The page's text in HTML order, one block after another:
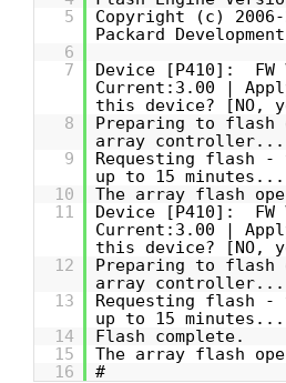
5
Copyright (c)
Packard
6
7
Device [P410]: FW
Current:3.00 |
this device? [NO,
8
Preparing to flash
array controller...
9
Requesting flash
up to 15 minutes...
10
The array flash
11
Device [P410]: FW
Current:3.00 |
this device? [NO,
12
Preparing to flash
array controller...
13
Requesting flash
up to 15 minutes...
14
Flash complete.
15
The array flash
16
#